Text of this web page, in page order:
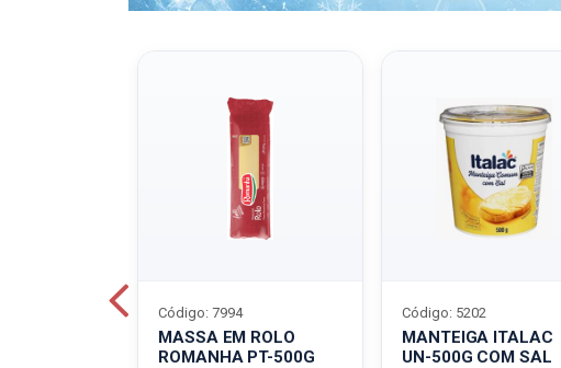
MASSA EM ROLO
ROMANHA PT-500G
Código: 7994
MANTEIGA ITALAC
UN-500G COM SAL
Código: 5202